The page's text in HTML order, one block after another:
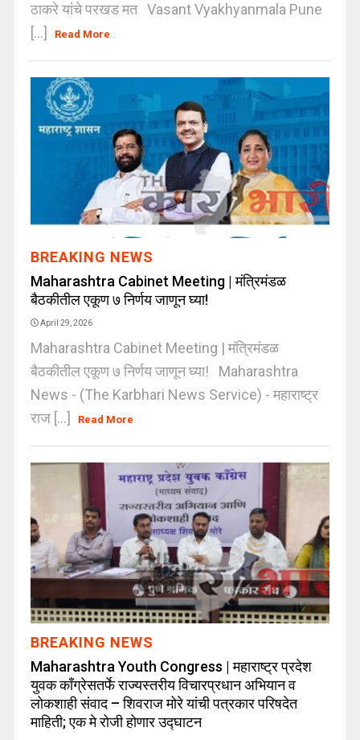
ठाकरे यांचे परखड मत Vasant Vyakhyanmala Pune
[...]
Read More
BREAKING NEWS
Maharashtra Cabinet Meeting | मंत्रिमंडळ
बैठकीतील एकूण ७ निर्णय जाणून घ्या!
April 29, 2026
Maharashtra Cabinet Meeting | मंत्रिमंडळ
बैठकीतील एकूण ७ निर्णय जाणून घ्या! Maharashtra
News - (The Karbhari News Service) - महाराष्ट्र
राज [...]
Read More
BREAKING NEWS
Maharashtra Youth Congress | महाराष्ट्र प्रदेश
युवक काँग्रेसतर्फे राज्यस्तरीय विचारप्रधान अभियान व
लोकशाही संवाद – शिवराज मोरे यांची पत्रकार परिषदेत
माहिती; एक मे रोजी होणार उद्घाटन